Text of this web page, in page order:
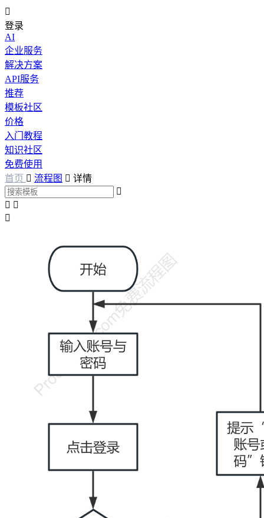

登录
AI
企业服务
解决方案
API服务
推荐
模板社区
价格
入门教程
知识社区
免费使用
首页  流程图  详情

 
